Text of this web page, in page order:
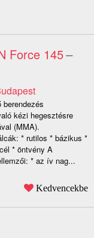
Force 145–
berendezés
kézi hegesztésre
(MMA).
* rutilos * bázikus *
* öntvény A
* az ív nag...
Kedvencekbe